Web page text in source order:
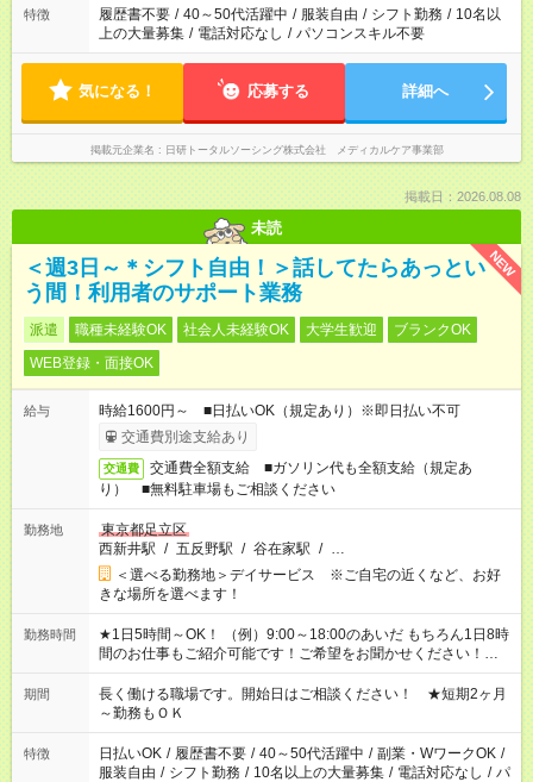
合は応募できません。
特徴 履歴書不要 / 40～50代活躍中 / 服装自由 / シフト勤務 / 10名以
上の大量募集 / 電話対応なし / パソコンスキル不要
気になる！ 応募する 詳細へ
掲載元企業名 日研トータルソーシング株式会社 メディカルケア事業部
掲載日：2026.08.08
未読
NEW
＜週3日～＊シフト自由！＞話してたらあっとい
う間！利用者のサポート業務
派遣 職種未経験OK 社会人未経験OK 大学生歓迎
ブランクOK
WEB登録・面接OK
給与
時給1600円～ ■日払いOK（規定あり）※即日払い不可
交通費別途支給あり
交通費
交通費全額支給 ■ガソリン代も全額支給（規定あ
り） ■無料駐車場もご相談ください
勤務地
東京都足立区
西新井駅 / 五反野駅 / 谷在家駅 / …
＜選べる勤務地＞デイサービス ※ご自宅の近くなど、お好
きな場所を選べます！
勤務時間
★1日5時間～OK！ （例）9:00～18:00のあいだ もちろん1日8時
間のお仕事もご紹介可能です！ご希望をお聞かせください！★家
庭の都合でお休みが必要な場合も遠慮なくご相談ください。 ※
週最低15時間以上の勤務が必要です
期間
長く働ける職場です。開始日はご相談ください！ ★短期2ヶ月
～勤務もＯＫ
特徴 日払いOK / 履歴書不要 / 40～50代活躍中 / 副業・WワークOK /
服装自由 / シフト勤務 / 10名以上の大量募集 / 電話対応なし / パ